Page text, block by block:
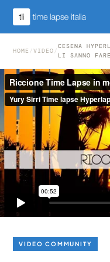
HOME /VIDEO /
CESENA
LI SANNO
VIDEO COMMUNITY